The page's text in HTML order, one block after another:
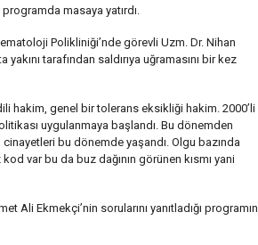
masaya yatırdı.
Polikliniği’nde görevli Uzm. Dr. Nihan
tarafından saldırıya uğramasını bir kez
hakim, genel bir tolerans eksikliği hakim. 2000’li
uygulanmaya başlandı. Bu dönemden
bu dönemde yaşandı. Olgu bazında
kod var bu da buz dağının görünen kısmı yani
Ali Ekmekçi’nin sorularını yanıtladığı programın